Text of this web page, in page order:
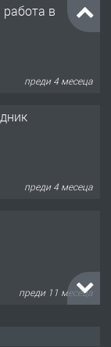
в
преди 4 месеца
преди 4 месеца
преди 11 месеца